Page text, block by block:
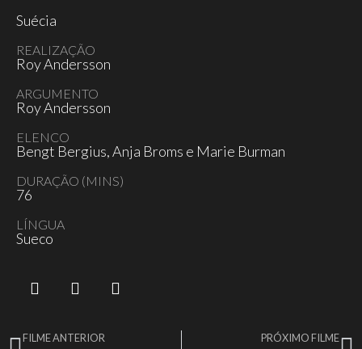
Suécia
REALIZAÇÃO
Roy Andersson
ARGUMENTO
Roy Andersson
ELENCO
Bengt Bergius, Anja Broms e Marie Burman
DURAÇÃO (MINS)
76
LÍNGUA
Sueco
FILME ANTERIOR PRÓXIMO FILME